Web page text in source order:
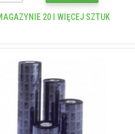
20 I WIĘCEJ SZTUK